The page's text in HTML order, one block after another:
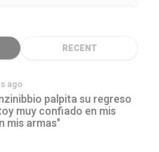
RECENT
ago
palpita su regreso
muy confiado en mis
mis armas"